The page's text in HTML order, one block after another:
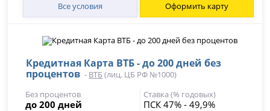
Все условия Оформить карту
Кредитная Карта ВТБ - до 200 дней без
процентов - ВТБ(лиц. ЦБ РФ №1000)
Без процентов
до 200 дней
Ставка (% годовых)
ПСК 47% - 49,9%